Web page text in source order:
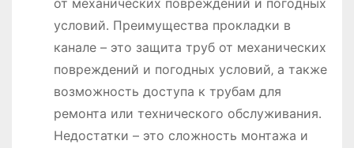
условий․ Преимущества прокладки в
канале – это защита труб от механических
повреждений и погодных условий‚ а также
возможность доступа к трубам для
ремонта или технического обслуживания․
Недостатки – это сложность монтажа и